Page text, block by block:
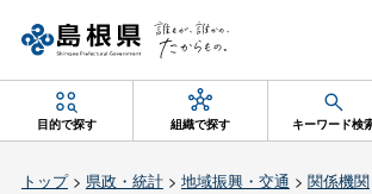
目的で探す 組織で探す キーワード検
トップ> 県政・統計> 地域振興・交通 > 関係機関